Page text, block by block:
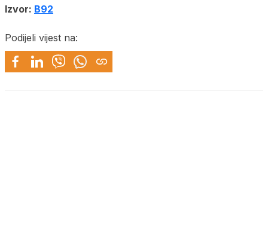
Izvor: B92
Podijeli vijest na: